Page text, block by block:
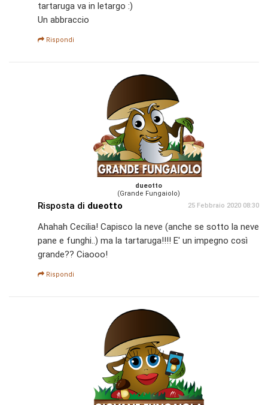
tartaruga va in letargo :)
Un abbraccio
Rispondi
dueotto
(Grande Fungaiolo)
Risposta di dueotto 25 Febbraio 2020 08:30
Ahahah Cecilia! Capisco la neve (anche se sotto la neve
pane e funghi..) ma la tartaruga!!!! E' un impegno così
grande?? Ciaooo!
Rispondi